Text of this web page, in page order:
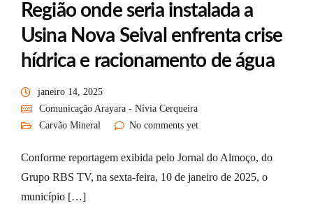
Região onde seria instalada a
Usina Nova Seival enfrenta crise
hídrica e racionamento de água
janeiro 14, 2025
Comunicação Arayara - Nívia Cerqueira
Carvão Mineral
No comments yet
Conforme reportagem exibida pelo Jornal do Almoço, do
Grupo RBS TV, na sexta-feira, 10 de janeiro de 2025, o
município […]